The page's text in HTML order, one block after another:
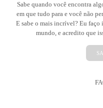
Sabe quando você encontra
em que tudo para e você não
E sabe o mais incrível? Eu faço
mundo, e acredito que